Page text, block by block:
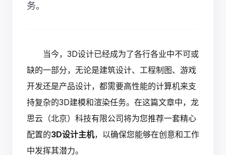
务。
当今，3D设计已经成为了各行各业中不可或
缺的一部分，无论是建筑设计、工程制图、游戏
开发还是产品设计，都需要高性能的计算机来支
持复杂的3D建模和渲染任务。在这篇文章中，龙
思云（北京）科技有限公司将为您推荐一套精心
配置的3D设计主机，以确保您能够在创意和工作
中发挥其潜力。